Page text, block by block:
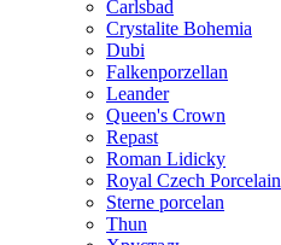
Carlsbad
Crystalite Bohemia
Dubi
Falkenporzellan
Leander
Queen's Crown
Repast
Roman Lidicky
Royal Czech Porcelain
Sterne porcelan
Thun